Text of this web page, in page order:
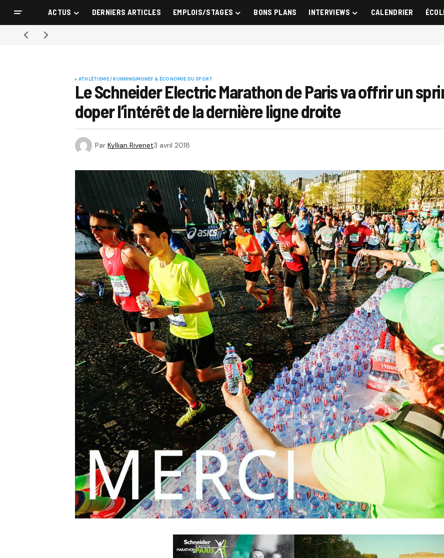
ACTUS DERNIERS ARTICLES EMPLOIS/STAGES BONS PLANS INTERVIEWS CALENDRIER
ATHLÉTISME / RUNNINGMONEY & ÉCONOMIE DU SPORT
Le Schneider Electric Marathon de Paris va offrir un
doper l’intérêt de la dernière ligne droite
Par Kyllian Rivenet3 avril 2018